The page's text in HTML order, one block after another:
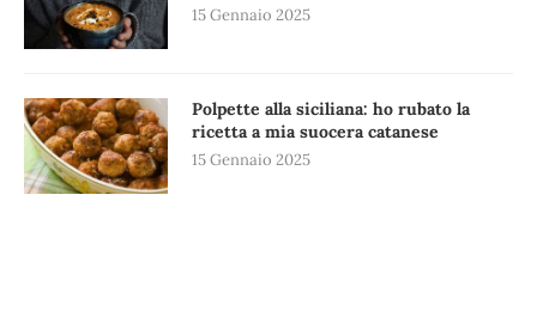
15 Gennaio 2025
Polpette alla siciliana: ho rubato la
ricetta a mia suocera catanese
15 Gennaio 2025